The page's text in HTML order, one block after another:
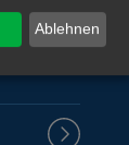
Ablehnen